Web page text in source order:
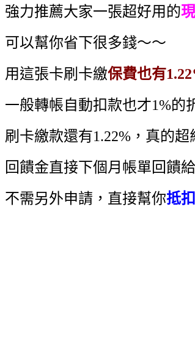
強力推薦大家一張超好用的
可以幫你省下很多錢～～
用這張卡刷卡繳保費也有
一般轉帳自動扣款也才1%的
刷卡繳款還有1.22%，真的超
回饋金直接下個月帳單回饋
不需另外申請，直接幫你抵